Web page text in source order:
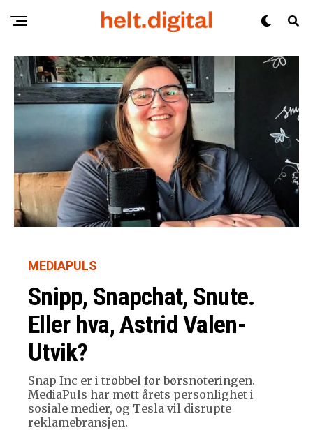
MEDIAPULS
Snipp, Snapchat, Snute.
Eller hva, Astrid Valen-
Utvik?
Snap Inc er i trøbbel før børsnoteringen.
MediaPuls har møtt årets personlighet i
sosiale medier, og Tesla vil disrupte
reklamebransjen.